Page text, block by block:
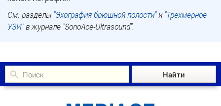
См. разделы "Эхография брюшной полости"и"Трехмерное
УЗИ"в журнале "SonoAce-Ultrasound".